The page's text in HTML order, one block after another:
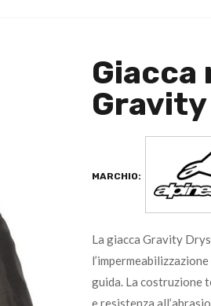
MARCHIO:
La giacca Gravity
guida. La costruzione
e resistenza